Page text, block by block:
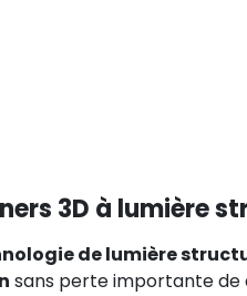
3D à lumière
de lumière
sans perte importante de